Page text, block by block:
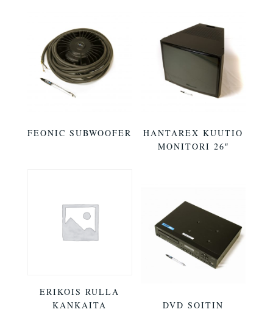
FEONIC SUBWOOFER
HANTAREX KUUTIO
MONITORI 26″
ERIKOIS RULLA
KANKAITA
DVD SOITIN